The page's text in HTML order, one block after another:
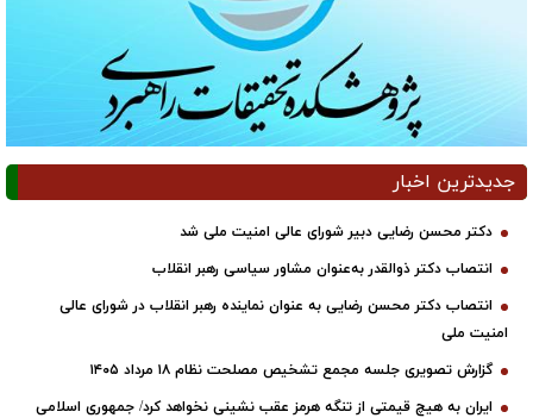
جدیدترین اخبار
دکتر محسن رضایی دبیر شورای عالی امنیت ملی شد
انتصاب دکتر ذوالقدر به‌عنوان مشاور سیاسی رهبر انقلاب
انتصاب دکتر محسن رضایی به عنوان نماینده رهبر انقلاب در شورای عالی
امنیت ملی
گزارش تصویری جلسه مجمع تشخیص مصلحت نظام ۱۸ مرداد ۱۴۰۵
ایران به هیچ قیمتی از تنگه هرمز عقب نشینی نخواهد کرد/ جمهوری اسلامی